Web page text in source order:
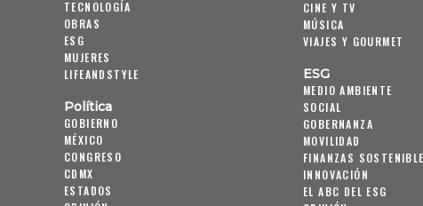
TECNOLOGÍA
OBRAS
ESG
MUJERES
LIFEANDSTYLE
Política
GOBIERNO
MÉXICO
CONGRESO
CDMX
ESTADOS
CINE Y TV
MÚSICA
VIAJES Y GOURMET
ESG
MEDIO AMBIENTE
SOCIAL
GOBERNANZA
MOVILIDAD
FINANZAS
INNOVACIÓN
EL ABC DEL ESG